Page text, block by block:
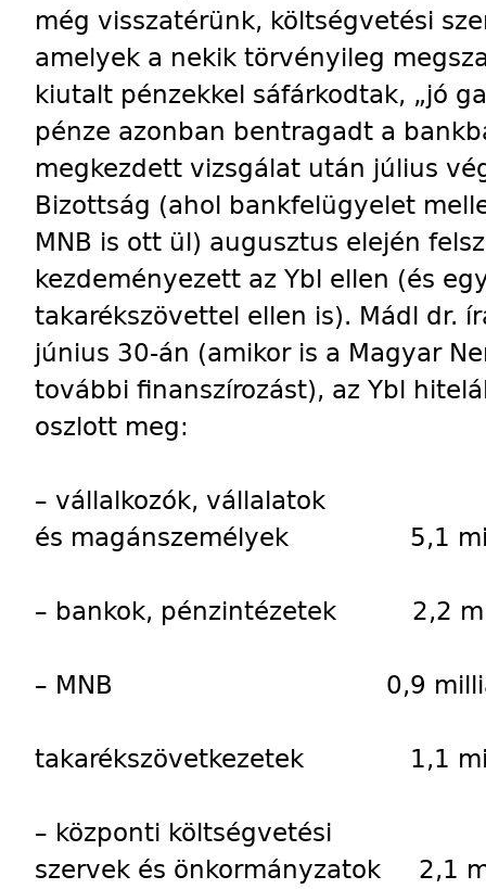
még visszatérünk, költségvetési
amelyek a nekik törvényileg
kiutalt pénzekkel sáfárkodtak, „jó
pénze azonban bentragadt a
megkezdett vizsgálat után július
Bizottság (ahol bankfelügyelet
MNB is ott ül) augusztus elején
kezdeményezett az Ybl ellen (és
takarékszövettel ellen is). Mádl dr.
június 30-án (amikor is a Magyar
további finanszírozást), az Ybl
oszlott meg:
– vállalkozók, vállalatok
és magánszemélyek 5,1
– bankok, pénzintézetek 2,2
– MNB 0,9
takarékszövetkezetek 1,1
– központi költségvetési
szervek és önkormányzatok 2,1